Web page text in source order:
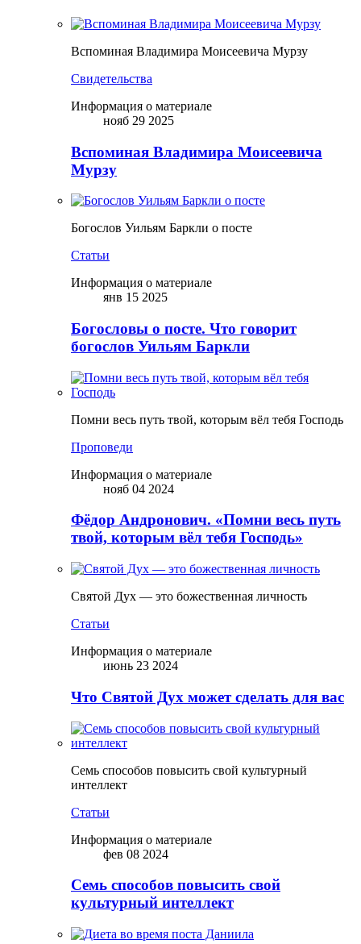
Вспоминая Владимира Моисеевича Мурзу
Свидетельства
Информация о материале
нояб 29 2025
Вспоминая Владимира Моисеевича
Мурзу
Богослов Уильям Баркли о посте
Статьи
Информация о материале
янв 15 2025
Богословы о посте. Что говорит
богослов Уильям Баркли
Помни весь путь твой, которым вёл тебя Господь
Проповеди
Информация о материале
нояб 04 2024
Фёдор Андронович. «Помни весь путь
твой, которым вёл тебя Господь»
Святой Дух — это божественная личность
Статьи
Информация о материале
июнь 23 2024
Что Святой Дух может сделать для вас
Семь способов повысить свой культурный
интеллект
Статьи
Информация о материале
фев 08 2024
Семь способов повысить свой
культурный интеллект